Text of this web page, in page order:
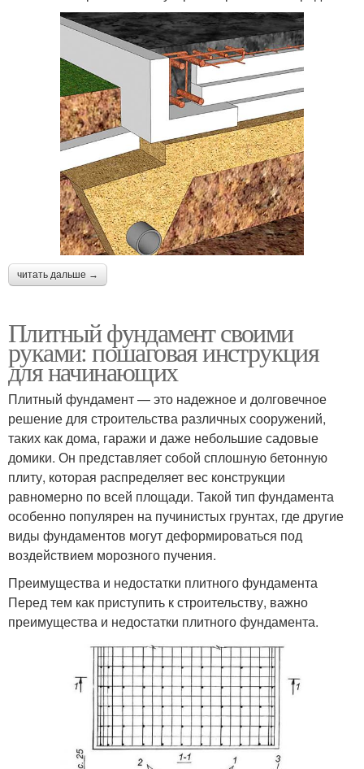
читать дальше →
Плитный фундамент своими
руками: пошаговая инструкция
для начинающих
Плитный фундамент — это надежное и долговечное
решение для строительства различных сооружений,
таких как дома, гаражи и даже небольшие садовые
домики. Он представляет собой сплошную бетонную
плиту, которая распределяет вес конструкции
равномерно по всей площади. Такой тип фундамента
особенно популярен на пучинистых грунтах, где другие
виды фундаментов могут деформироваться под
воздействием морозного пучения.
Преимущества и недостатки плитного фундамента
Перед тем как приступить к строительству, важно
преимущества и недостатки плитного фундамента.